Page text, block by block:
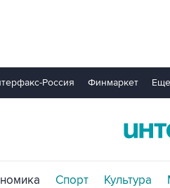
Россия Финмаркет
Спорт Культура